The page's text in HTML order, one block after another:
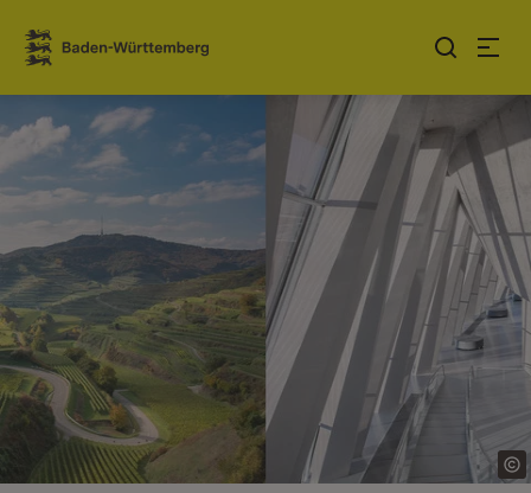
Sauter au contenu
Link zur Startseite